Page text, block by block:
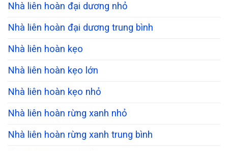
Nhà liên hoàn đại dương nhỏ
Nhà liên hoàn đại dương trung bình
Nhà liên hoàn kẹo
Nhà liên hoàn kẹo lớn
Nhà liên hoàn kẹo nhỏ
Nhà liên hoàn rừng xanh nhỏ
Nhà liên hoàn rừng xanh trung bình